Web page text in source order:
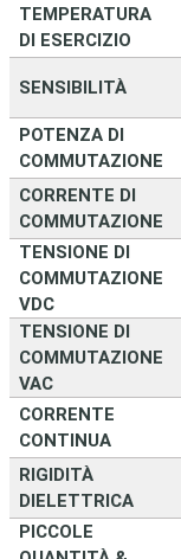
TEMPERATURA
DI ESERCIZIO
SENSIBILITÀ
POTENZA DI
COMMUTAZIONE
CORRENTE DI
COMMUTAZIONE
TENSIONE DI
COMMUTAZIONE
VDC
TENSIONE DI
COMMUTAZIONE
VAC
CORRENTE
CONTINUA
RIGIDITÀ
DIELETTRICA
PICCOLE